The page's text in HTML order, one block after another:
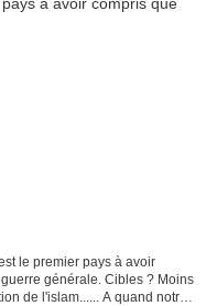
le premier pays à avoir
générale. Cibles ? Moins
de l'islam...... A quand notre